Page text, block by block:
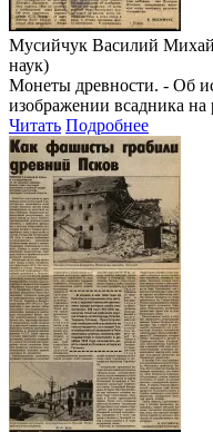
Мусийчук Василий
наук)
Монеты древности. - Об
изображении всадника на
Читать Подробнее